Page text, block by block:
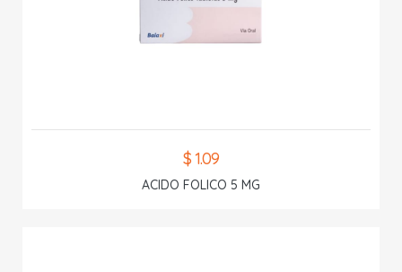
$ 1.09
ACIDO FOLICO 5 MG